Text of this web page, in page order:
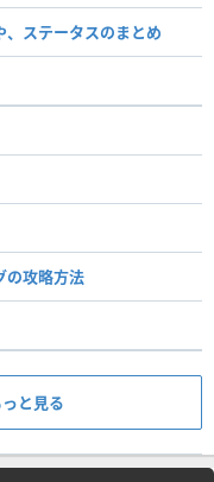
ステータスのまとめ
の攻略方法
と見る